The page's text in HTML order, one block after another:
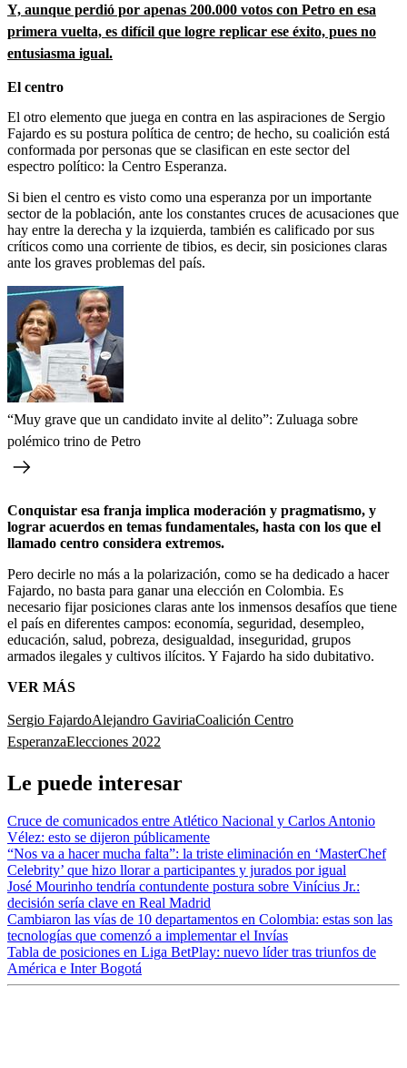
Y, aunque perdió por apenas 200.000 votos con Petro en esa
primera vuelta, es difícil que logre replicar ese éxito, pues no
entusiasma igual.
El centro
El otro elemento que juega en contra en las aspiraciones de Sergio
Fajardo es su postura política de centro; de hecho, su coalición está
conformada por personas que se clasifican en este sector del
espectro político: la Centro Esperanza.
Si bien el centro es visto como una esperanza por un importante
sector de la población, ante los constantes cruces de acusaciones que
hay entre la derecha y la izquierda, también es calificado por sus
críticos como una corriente de tibios, es decir, sin posiciones claras
ante los graves problemas del país.
“Muy grave que un candidato invite al delito”: Zuluaga sobre
polémico trino de Petro
Conquistar esa franja implica moderación y pragmatismo, y
lograr acuerdos en temas fundamentales, hasta con los que el
llamado centro considera extremos.
Pero decirle no más a la polarización, como se ha dedicado a hacer
Fajardo, no basta para ganar una elección en Colombia. Es
necesario fijar posiciones claras ante los inmensos desafíos que tiene
el país en diferentes campos: economía, seguridad, desempleo,
educación, salud, pobreza, desigualdad, inseguridad, grupos
armados ilegales y cultivos ilícitos. Y Fajardo ha sido dubitativo.
VER MÁS
Sergio FajardoAlejandro GaviriaCoalición Centro
EsperanzaElecciones 2022
Le puede interesar
Cruce de comunicados entre Atlético Nacional y Carlos Antonio
Vélez: esto se dijeron públicamente
“Nos va a hacer mucha falta”: la triste eliminación en ‘MasterChef
Celebrity’ que hizo llorar a participantes y jurados por igual
José Mourinho tendría contundente postura sobre Vinícius Jr.:
decisión sería clave en Real Madrid
Cambiaron las vías de 10 departamentos en Colombia: estas son las
tecnologías que comenzó a implementar el Invías
Tabla de posiciones en Liga BetPlay: nuevo líder tras triunfos de
América e Inter Bogotá